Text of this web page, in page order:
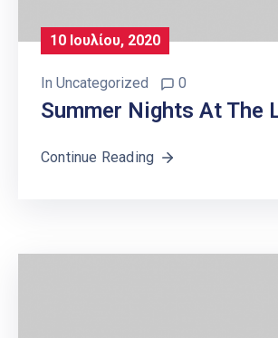
10 Ιουλίου, 2020
In Uncategorized 0
Summer Nights At The
Continue Reading